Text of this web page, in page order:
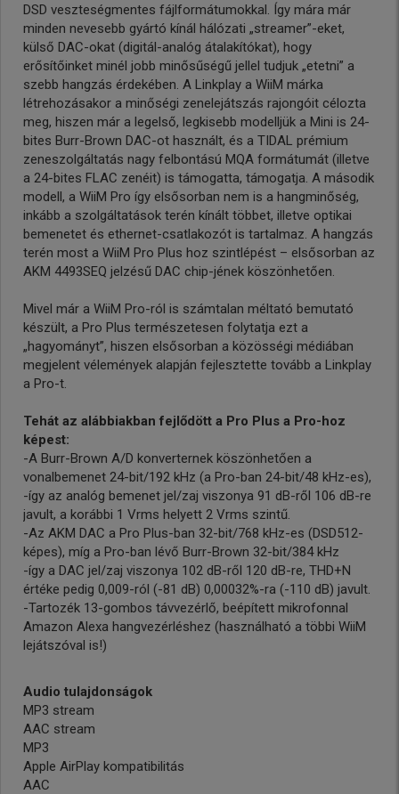
DSD veszteségmentes fájlformátumokkal. Így mára már
minden nevesebb gyártó kínál hálózati „streamer”-eket,
külső DAC-okat (digitál-analóg átalakítókat), hogy
erősítőinket minél jobb minősűségű jellel tudjuk „etetni” a
szebb hangzás érdekében. A Linkplay a WiiM márka
létrehozásakor a minőségi zenelejátszás rajongóit célozta
meg, hiszen már a legelső, legkisebb modelljük a Mini is 24-
bites Burr-Brown DAC-ot használt, és a TIDAL prémium
zeneszolgáltatás nagy felbontású MQA formátumát (illetve
a 24-bites FLAC zenéit) is támogatta, támogatja. A második
modell, a WiiM Pro így elsősorban nem is a hangminőség,
inkább a szolgáltatások terén kínált többet, illetve optikai
bemenetet és ethernet-csatlakozót is tartalmaz. A hangzás
terén most a WiiM Pro Plus hoz szintlépést – elsősorban az
AKM 4493SEQ jelzésű DAC chip-jének köszönhetően.
Mivel már a WiiM Pro-ról is számtalan méltató bemutató
készült, a Pro Plus természetesen folytatja ezt a
„hagyományt”, hiszen elsősorban a közösségi médiában
megjelent vélemények alapján fejlesztette tovább a Linkplay
a Pro-t.
Tehát az alábbiakban fejlődött a Pro Plus a Pro-hoz
képest:
-A Burr-Brown A/D konverternek köszönhetően a
vonalbemenet 24-bit/192 kHz (a Pro-ban 24-bit/48 kHz-es),
-így az analóg bemenet jel/zaj viszonya 91 dB-ről 106 dB-re
javult, a korábbi 1 Vrms helyett 2 Vrms szintű.
-Az AKM DAC a Pro Plus-ban 32-bit/768 kHz-es (DSD512-
képes), míg a Pro-ban lévő Burr-Brown 32-bit/384 kHz
-így a DAC jel/zaj viszonya 102 dB-ről 120 dB-re, THD+N
értéke pedig 0,009-ról (-81 dB) 0,00032%-ra (-110 dB) javult.
-Tartozék 13-gombos távvezérlő, beépített mikrofonnal
Amazon Alexa hangvezérléshez (használható a többi WiiM
lejátszóval is!)
Audio tulajdonságok
MP3 stream
AAC stream
MP3
Apple AirPlay kompatibilitás
AAC